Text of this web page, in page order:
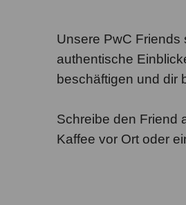
Unsere PwC Friends
authentische
beschäftigen und dir
Schreibe den Friend
Kaffee vor Ort oder